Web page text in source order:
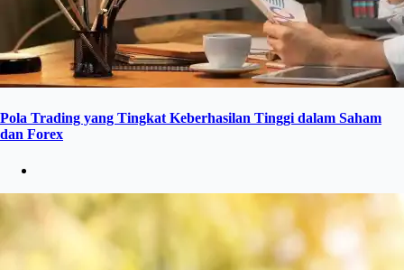
Pola Trading yang Tingkat Keberhasilan Tinggi dalam Saham
dan Forex